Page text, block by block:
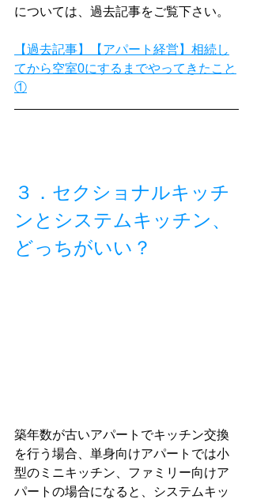
については、過去記事をご覧下さい。
【過去記事】【アパート経営】相続し
てから空室0にするまでやってきたこと
①
３．セクショナルキッチ
ンとシステムキッチン、
どっちがいい？
築年数が古いアパートでキッチン交換
を行う場合、単身向けアパートでは小
型のミニキッチン、ファミリー向けア
パートの場合になると、システムキッ